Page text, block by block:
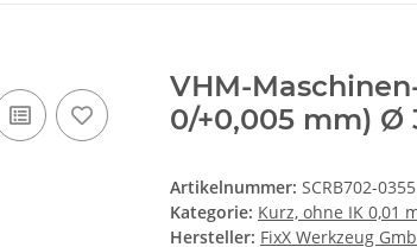
VHM-
0/+0,005 mm) Ø
Artikelnummer: SCRB702-0355
Kategorie: Kurz, ohne IK 0,01
Hersteller: FixX Werkzeug